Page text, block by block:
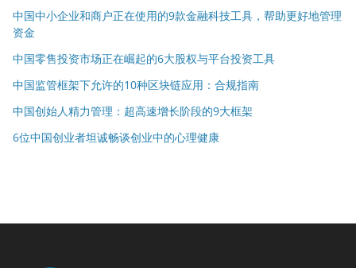
中国中小企业和商户正在使用的9款金融科技工具，帮助更好地管理
资金
中国零售投资市场正在崛起的6大股权与平台投资工具
中国监管框架下允许的10种区块链应用：合规指南
中国创始人精力管理：超高速增长阶段的9大框架
6位中国创业者坦诚畅谈创业中的心理健康